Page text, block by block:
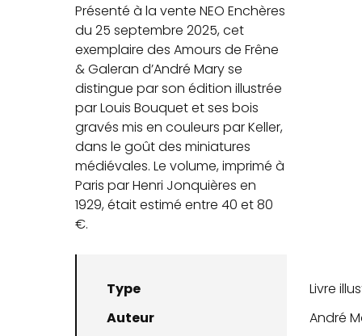
Présenté à la vente NEO Enchères
du 25 septembre 2025, cet
exemplaire des Amours de Frêne
& Galeran d’André Mary se
distingue par son édition illustrée
par Louis Bouquet et ses bois
gravés mis en couleurs par Keller,
dans le goût des miniatures
médiévales. Le volume, imprimé à
Paris par Henri Jonquières en
1929, était estimé entre 40 et 80
€.
Type
Livre
Auteur
André